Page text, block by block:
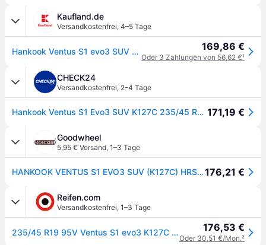
Kaufland.de
Versandkostenfrei, 4–5 Tage
Hankook Ventus S1 evo3 SUV K127C Sommerreifen 235/45 R19 95V Offroad Runflat RFT Reifen 169,86 €
Oder 3 Zahlungen von 56,62 €¹
CHECK24
Versandkostenfrei, 2–4 Tage
Hankook Ventus S1 Evo3 SUV K127C 235/45 R19 95 V, Sommerreifen 171,19 €
Goodwheel
5,95 € Versand, 1–3 Tage
HANKOOK VENTUS S1 EVO3 SUV (K127C) HRS 235/45R19 95V HRS BSW176,21 €
Reifen.com
Versandkostenfrei, 1–3 Tage
235/45 R19 95V Ventus S1 evo3 K127C SUV HRS FSL 176,53 €
Oder 30,51 €/Mon.²